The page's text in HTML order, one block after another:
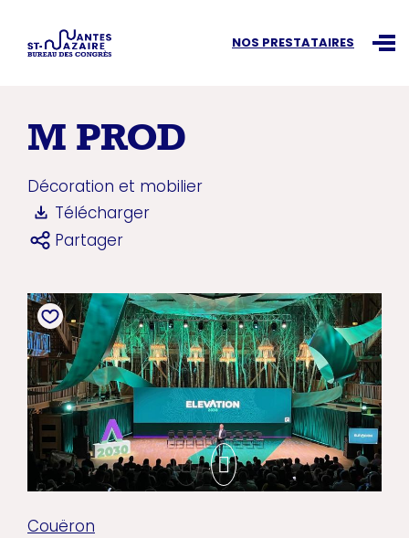
NOS PRESTATAIRES
M PROD
Décoration et mobilier
Télécharger
Partager
Couëron